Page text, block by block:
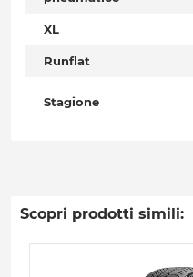
XL
Runflat
Stagione
Scopri prodotti simili: